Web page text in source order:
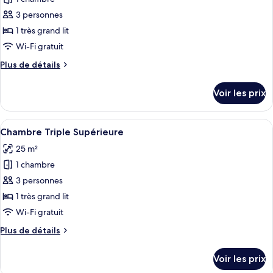
ce
type
de
chambre :
Deluxe
3 personnes
1 très grand lit
Wi-Fi gratuit
Plus de détails
Plus
le
type
de
Deluxe
Double
Room
Voir les prix
Afficher
toutes
les
photos
pour
ce
type
chambre :
Une pièce avec un mur en pierre,
5
Chambre Triple Supérieure
25 m²
1 chambre
3 personnes
1 très grand lit
Wi-Fi gratuit
Plus de détails
Plus
Voir les prix